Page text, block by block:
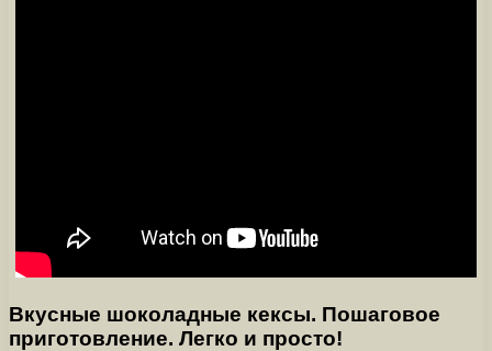
Вкусные шоколадные кексы. Пошаговое
приготовление. Легко и просто!